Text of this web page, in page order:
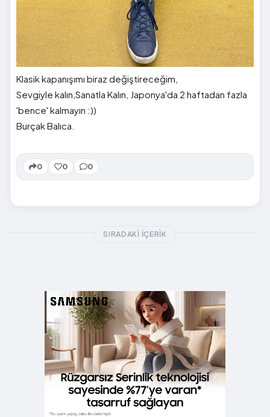
Klasik kapanışımı biraz değiştireceğim,
Sevgiyle kalın,Sanatla Kalın, Japonya'da 2 haftadan fazla
'bence' kalmayın :))
Burçak Balıca.
0 0 0
SIRADAKI İÇERIK